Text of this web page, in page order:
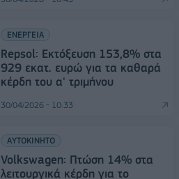
ΕΝΕΡΓΕΙΑ
Repsol: Εκτόξευση 153,8% στα
929 εκατ. ευρώ για τα καθαρά
κέρδη του α' τριμήνου
30/04/2026 - 10:33
ΑΥΤΟΚΙΝΗΤΟ
Volkswagen: Πτώση 14% στα
λειτουργικά κέρδη για το